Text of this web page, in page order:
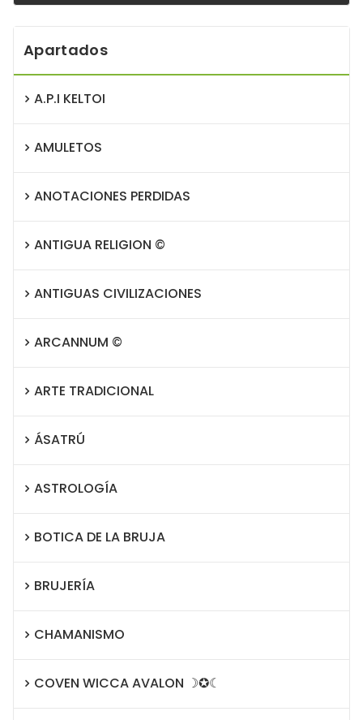
Apartados
A.P.I KELTOI
AMULETOS
ANOTACIONES PERDIDAS
ANTIGUA RELIGION ©
ANTIGUAS CIVILIZACIONES
ARCANNUM ©
ARTE TRADICIONAL
ÁSATRÚ
ASTROLOGÍA
BOTICA DE LA BRUJA
BRUJERÍA
CHAMANISMO
COVEN WICCA AVALON ☽✪☾